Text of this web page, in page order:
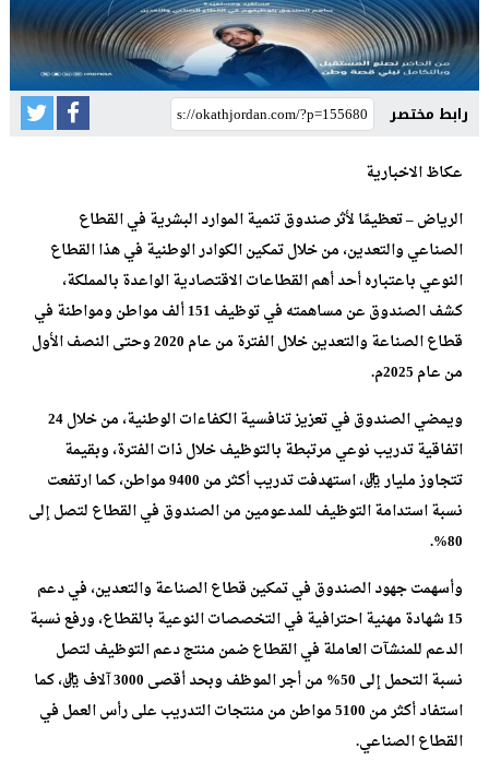
رابط مختصر
عكاظ الاخبارية
الرياض – تعظيمًا لأثر صندوق تنمية الموارد البشرية في القطاع
الصناعي والتعدين، من خلال تمكين الكوادر الوطنية في هذا القطاع
النوعي باعتباره أحد أهم القطاعات الاقتصادية الواعدة بالمملكة،
كشف الصندوق عن مساهمته في توظيف 151 ألف مواطن ومواطنة في
قطاع الصناعة والتعدين خلال الفترة من عام 2020 وحتى النصف الأول
من عام 2025م.
ويمضي الصندوق في تعزيز تنافسية الكفاءات الوطنية، من خلال 24
اتفاقية تدريب نوعي مرتبطة بالتوظيف خلال ذات الفترة، وبقيمة
تتجاوز مليار ريال، استهدفت تدريب أكثر من 9400 مواطن، كما ارتفعت
نسبة استدامة التوظيف للمدعومين من الصندوق في القطاع لتصل إلى
80%.
وأسهمت جهود الصندوق في تمكين قطاع الصناعة والتعدين، في دعم
15 شهادة مهنية احترافية في التخصصات النوعية بالقطاع، ورفع نسبة
الدعم للمنشآت العاملة في القطاع ضمن منتج دعم التوظيف لتصل
نسبة التحمل إلى 50% من أجر الموظف وبحد أقصى 3000 آلاف ريال، كما
استفاد أكثر من 5100 مواطن من منتجات التدريب على رأس العمل في
القطاع الصناعي.